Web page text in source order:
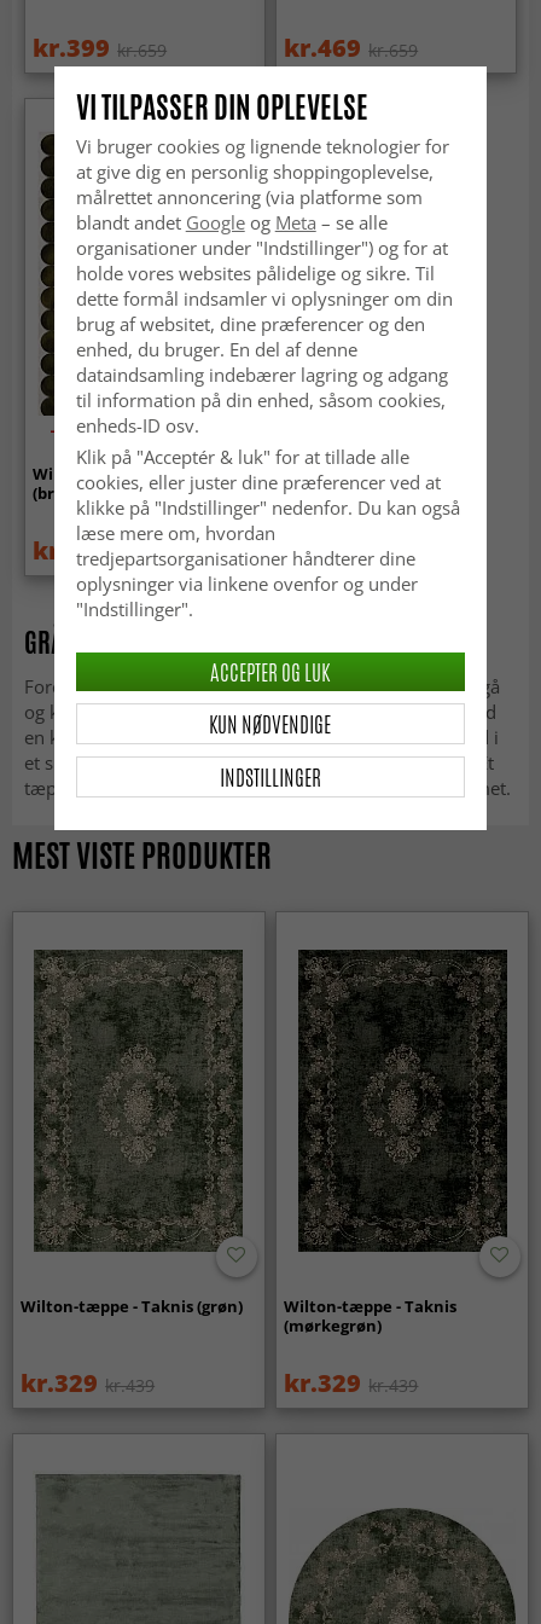
kr.399 kr.659 kr.469 kr.659
-50%
Wilton-tæppe - Marineo
(brun/grøn)
kr.699 kr.1 399
GRÅGRØNT TÆPPE
Forestil dig at du en kold efterårsdag har været ude og gå
og kommer hjem. I stuen sætter du dig ned i sofaen med
en kop varm kakao, imens du lader fødderne slippe ned i
et smukt grågrønt tæppe, der ligger under stuebordet. Et
tæppe som holder på varmen, og som giver liv til rummet.
MEST VISTE PRODUKTER
Wilton-tæppe - Taknis (grøn)
kr.329 kr.439
Wilton-tæppe - Taknis
(mørkegrøn)
kr.329 kr.439
VI TILPASSER DIN OPLEVELSE
Vi bruger cookies og lignende teknologier for
at give dig en personlig shoppingoplevelse,
målrettet annoncering (via platforme som
blandt andet Googleog Meta – se alle
organisationer under "Indstillinger") og for at
holde vores websites pålidelige og sikre. Til
dette formål indsamler vi oplysninger om din
brug af websitet, dine præferencer og den
enhed, du bruger. En del af denne
dataindsamling indebærer lagring og adgang
til information på din enhed, såsom cookies,
enheds-ID osv.
Klik på "Acceptér & luk" for at tillade alle
cookies, eller juster dine præferencer ved at
klikke på "Indstillinger" nedenfor. Du kan også
læse mere om, hvordan
tredjepartsorganisationer håndterer dine
oplysninger via linkene ovenfor og under
"Indstillinger".
INDSTILLINGER
KUN NØDVENDIGE
ACCEPTER OG LUK